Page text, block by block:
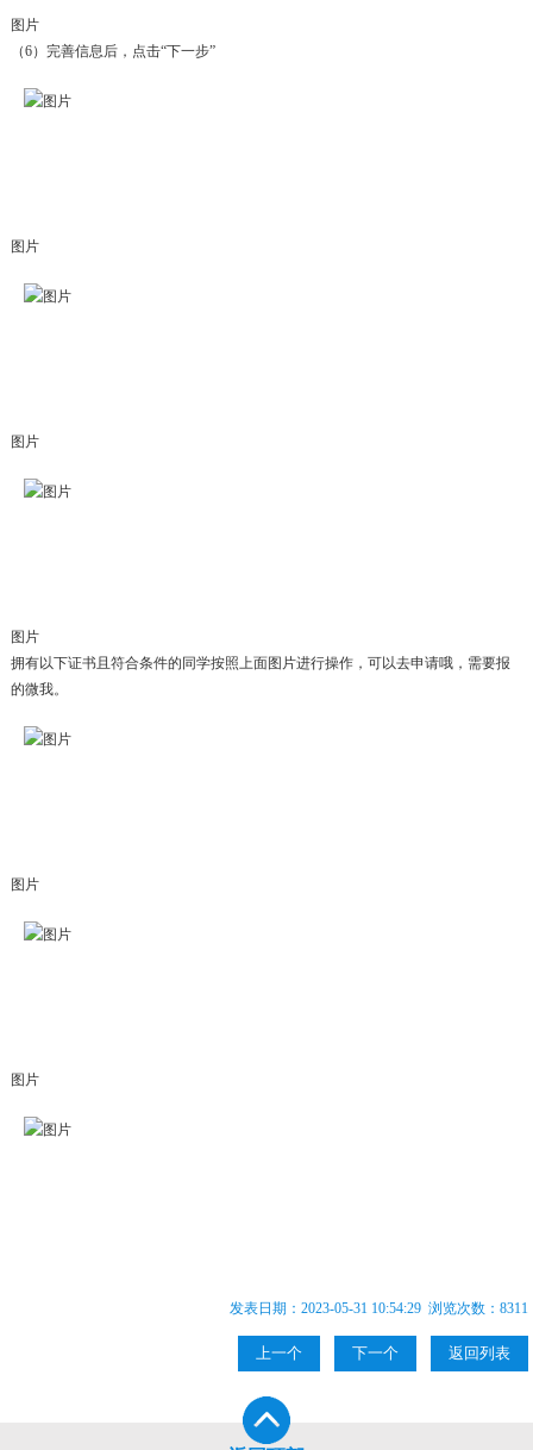
图片
（6）完善信息后，点击“下一步”
图片
图片
图片
拥有以下证书且符合条件的同学按照上面图片进行操作，可以去申请哦，需要报
的微我。
图片
图片
发表日期：2023-05-31 10:54:29 浏览次数： 8311
上一个 下一个 返回列表